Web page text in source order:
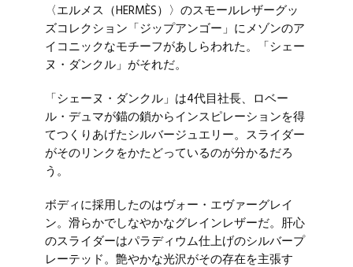
〈エルメス（HERMÈS）〉のスモールレザーグッ
ズコレクション「ジップアンゴー」にメゾンのア
イコニックなモチーフがあしらわれた。「シェー
ヌ・ダンクル」がそれだ。
「シェーヌ・ダンクル」は4代目社長、ロベー
ル・デュマが錨の鎖からインスピレーションを得
てつくりあげたシルバージュエリー。スライダー
がそのリンクをかたどっているのが分かるだろ
う。
ボディに採用したのはヴォー・エヴァーグレイ
ン。滑らかでしなやかなグレインレザーだ。肝心
のスライダーはパラディウム仕上げのシルバープ
レーテッド。艶やかな光沢がその存在を主張す